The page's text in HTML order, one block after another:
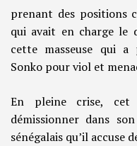
prenant des positions
qui avait en charge le
cette masseuse qui
Sonko pour viol et
En pleine crise, cet
démissionner dans
sénégalais qu’il accuse